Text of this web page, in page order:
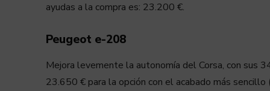
ayudas a la compra es: 23.200 €.
Peugeot e-208
Mejora levemente la autonomía del Corsa, con sus
23.650 € para la opción con el acabado más